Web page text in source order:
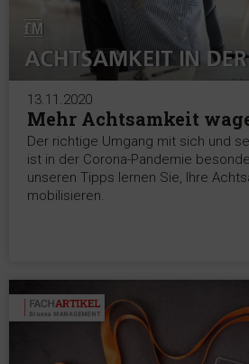
13.11.2020
Mehr Achtsamkeit
Der richtige Umgang mit sich und
ist in der Corona-Pandemie
unseren Tipps lernen Sie, Ihre
mobilisieren.